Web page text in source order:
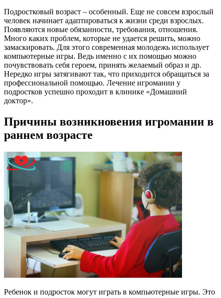
Подростковый возраст – особенный. Еще не совсем взрослый
человек начинает адаптироваться к жизни среди взрослых.
Появляются новые обязанности, требования, отношения.
Много каких проблем, которые не удается решить, можно
замаскировать. Для этого современная молодежь использует
компьютерные игры. Ведь именно с их помощью можно
почувствовать себя героем, принять желаемый образ и др.
Нередко игры затягивают так, что приходится обращаться за
профессиональной помощью. Лечение игромании у
подростков успешно проходит в клинике «Домашний
доктор».
Причины возникновения игромании в
раннем возрасте
Ребенок и подросток могут играть в компьютерные игры. Это